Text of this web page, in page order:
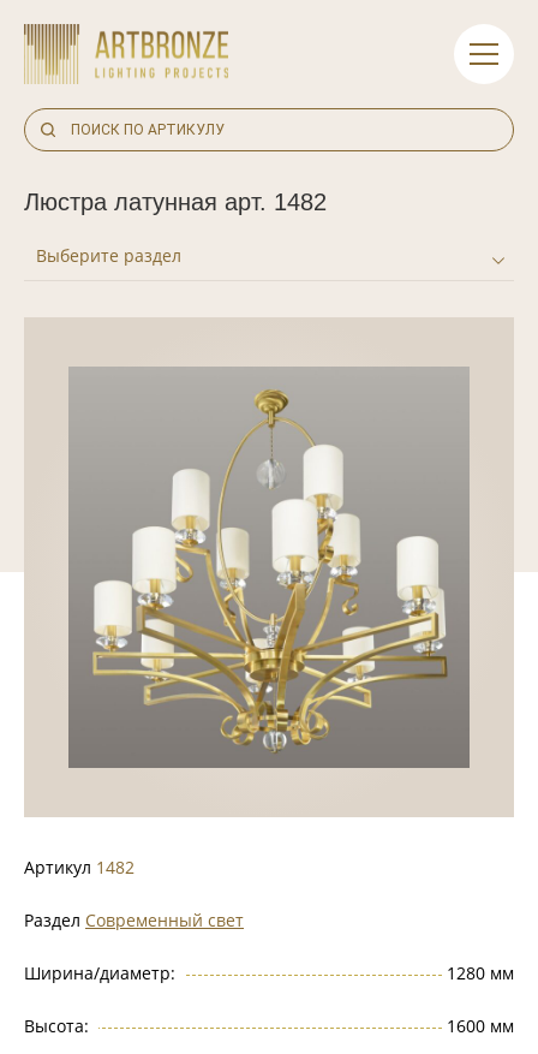
content
Люстра латунная арт. 1482
Выберите раздел
Артикул 1482
Раздел Современный свет
Ширина/диаметр: 1280 мм
Высота: 1600 мм